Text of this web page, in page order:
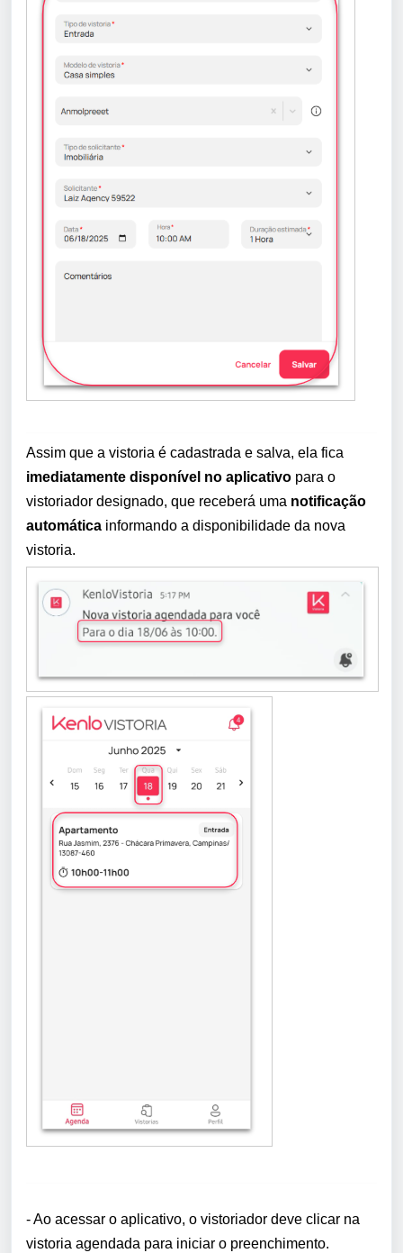
Assim que a vistoria é cadastrada e salva, ela fica
imediatamente disponível no aplicativo para o
vistoriador designado, que receberá uma notificação
automática informando a disponibilidade da nova
vistoria.
- Ao acessar o aplicativo, o vistoriador deve clicar na
vistoria agendada para iniciar o preenchimento.